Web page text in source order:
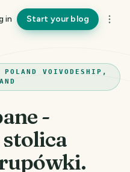
in Start your blog
VOIVODESHIP,
-